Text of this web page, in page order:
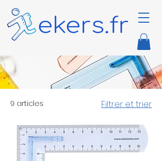
9 articles Filtrer et trier